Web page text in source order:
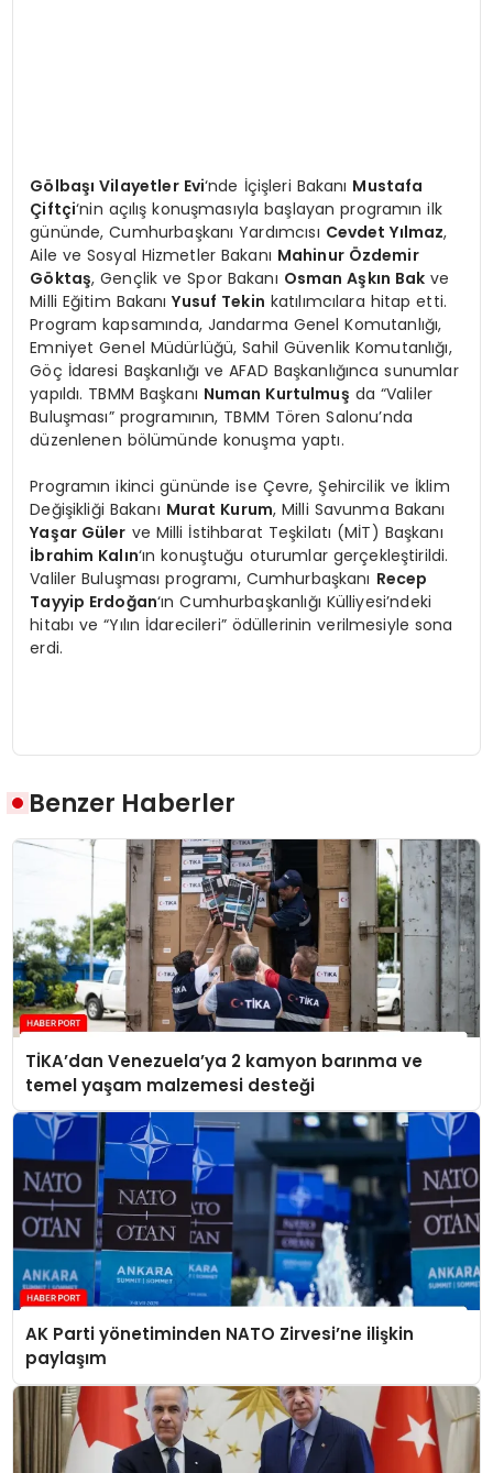
Gölbaşı Vilayetler Evi‘nde İçişleri Bakanı Mustafa
Çiftçi‘nin açılış konuşmasıyla başlayan programın ilk
gününde, Cumhurbaşkanı Yardımcısı Cevdet Yılmaz,
Aile ve Sosyal Hizmetler Bakanı Mahinur Özdemir
Göktaş, Gençlik ve Spor Bakanı Osman Aşkın Bak ve
Milli Eğitim BakanıYusuf Tekin katılımcılara hitap etti.
Program kapsamında, Jandarma Genel Komutanlığı,
Emniyet Genel Müdürlüğü, Sahil Güvenlik Komutanlığı,
Göç İdaresi Başkanlığı ve AFAD Başkanlığınca sunumlar
yapıldı. TBMM Başkanı Numan Kurtulmuş da “Valiler
Buluşması” programının, TBMM Tören Salonu’nda
düzenlenen bölümünde konuşma yaptı.
Programın ikinci gününde ise Çevre, Şehircilik ve İklim
Değişikliği Bakanı Murat Kurum, Milli Savunma Bakanı
Yaşar Güler ve Milli İstihbarat Teşkilatı (MİT) Başkanı
İbrahim Kalın‘ın konuştuğu oturumlar gerçekleştirildi.
Valiler Buluşması programı, Cumhurbaşkanı Recep
Tayyip Erdoğan‘ın Cumhurbaşkanlığı Külliyesi’ndeki
hitabı ve “Yılın İdarecileri” ödüllerinin verilmesiyle sona
erdi.
Benzer Haberler
TİKA’dan Venezuela’ya 2 kamyon barınma ve
temel yaşam malzemesi desteği
AK Parti yönetiminden NATO Zirvesi’ne ilişkin
paylaşım